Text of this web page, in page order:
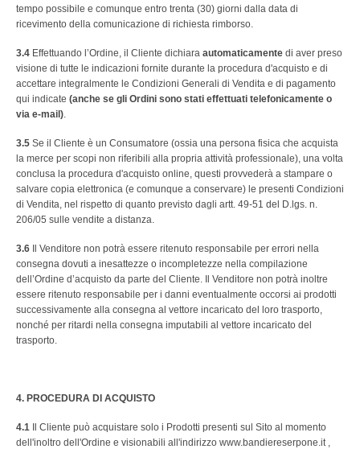
tempo possibile e comunque entro trenta (30) giorni dalla data di
ricevimento della comunicazione di richiesta rimborso.
3.4 Effettuando l’Ordine, il Cliente dichiara automaticamente di aver preso
visione di tutte le indicazioni fornite durante la procedura d'acquisto e di
accettare integralmente le Condizioni Generali di Vendita e di pagamento
qui indicate (anche se gli Ordini sono stati effettuati telefonicamente o
via e-mail).
3.5 Se il Cliente è un Consumatore (ossia una persona fisica che acquista
la merce per scopi non riferibili alla propria attività professionale), una volta
conclusa la procedura d'acquisto online, questi provvederà a stampare o
salvare copia elettronica (e comunque a conservare) le presenti Condizioni
di Vendita, nel rispetto di quanto previsto dagli artt. 49-51 del D.lgs. n.
206/05 sulle vendite a distanza.
3.6 Il Venditore non potrà essere ritenuto responsabile per errori nella
consegna dovuti a inesattezze o incompletezze nella compilazione
dell’Ordine d’acquisto da parte del Cliente. Il Venditore non potrà inoltre
essere ritenuto responsabile per i danni eventualmente occorsi ai prodotti
successivamente alla consegna al vettore incaricato del loro trasporto,
nonché per ritardi nella consegna imputabili al vettore incaricato del
trasporto.
4. PROCEDURA DI ACQUISTO
4.1 Il Cliente può acquistare solo i Prodotti presenti sul Sito al momento
dell'inoltro dell'Ordine e visionabili all'indirizzo www.bandiereserpone.it ,